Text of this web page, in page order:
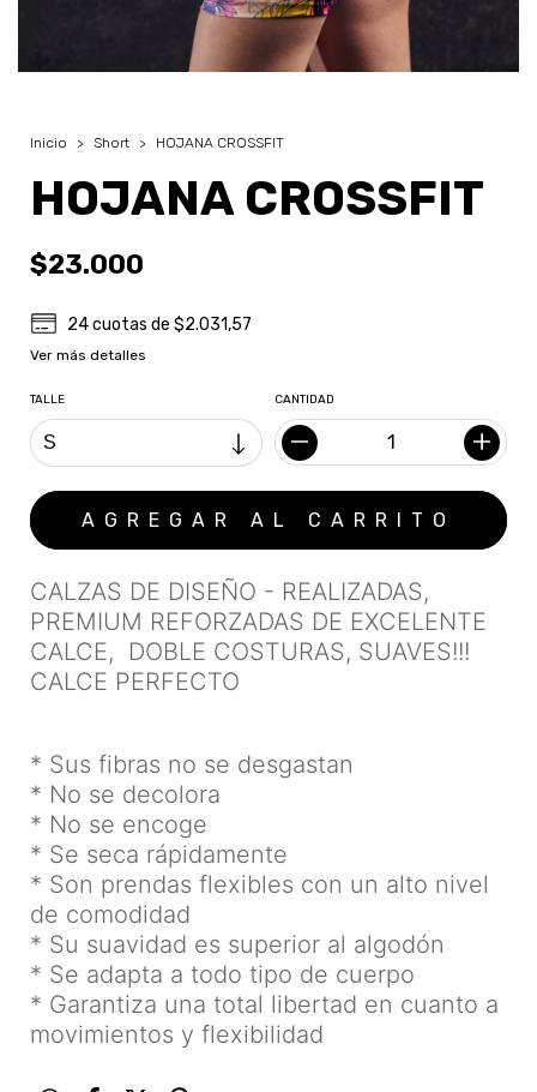
Inicio > Short > HOJANA CROSSFIT
HOJANA CROSSFIT
$23.000
24cuotas de$2.031,57
Ver más detalles
TALLE CANTIDAD
CALZAS DE DISEÑO - REALIZADAS,
PREMIUM REFORZADAS DE EXCELENTE
CALCE, DOBLE COSTURAS, SUAVES!!!
CALCE PERFECTO
* Sus fibras no se desgastan
* No se decolora
* No se encoge
* Se seca rápidamente
* Son prendas flexibles con un alto nivel
de comodidad
* Su suavidad es superior al algodón
* Se adapta a todo tipo de cuerpo
* Garantiza una total libertad en cuanto a
movimientos y flexibilidad